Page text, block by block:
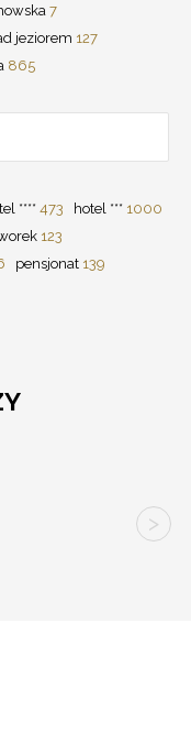
7
jeziorem 127
865
**** 473 hotel *** 1000
123
pensjonat 139